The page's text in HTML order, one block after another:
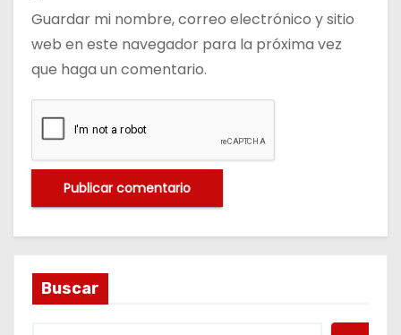
Guardar mi nombre, correo electrónico y sitio
web en este navegador para la próxima vez
que haga un comentario.
Buscar